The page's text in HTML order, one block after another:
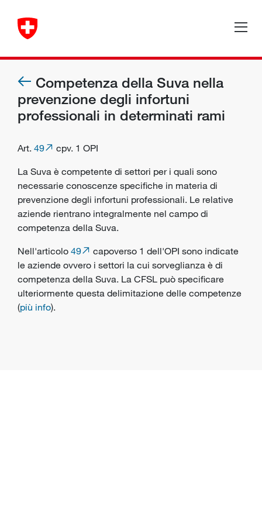
Competenza della Suva nella
prevenzione degli infortuni
professionali in determinati rami
Art. 49
cpv. 1 OPI
La Suva è competente di settori per i quali sono
necessarie conoscenze specifiche in materia di
prevenzione degli infortuni professionali. Le relative
aziende rientrano integralmente nel campo di
competenza della Suva.
Nell'articolo 49
capoverso 1 dell'OPI sono indicate
le aziende ovvero i settori la cui sorveglianza è di
competenza della Suva. La CFSL può specificare
ulteriormente questa delimitazione delle competenze
(più info).